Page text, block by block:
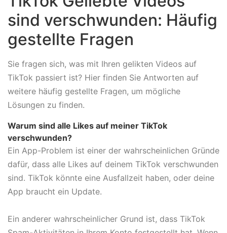
sind verschwunden: Häufig
gestellte Fragen
Sie fragen sich, was mit Ihren gelikten Videos auf
TikTok passiert ist? Hier finden Sie Antworten auf
weitere häufig gestellte Fragen, um mögliche
Lösungen zu finden.
Warum sind alle Likes auf meiner TikTok
verschwunden?
Ein App-Problem ist einer der wahrscheinlichen Gründe
dafür, dass alle Likes auf deinem TikTok verschwunden
sind. TikTok könnte eine Ausfallzeit haben, oder deine
App braucht ein Update.
Ein anderer wahrscheinlicher Grund ist, dass TikTok